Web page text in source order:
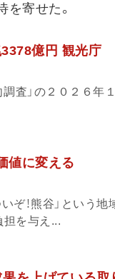
を寄せた。
億円 観光庁
査」の２０２６年
値に変える
ぞ！熊谷」という
担を与え...